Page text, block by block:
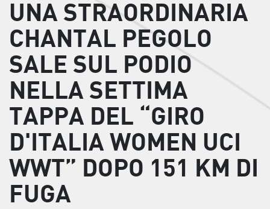
UNA STRAORDINARIA
CHANTAL PEGOLO
SALE SUL PODIO
NELLA SETTIMA
TAPPA DEL “GIRO
D'ITALIA WOMEN UCI
WWT” DOPO 151 KM DI
FUGA